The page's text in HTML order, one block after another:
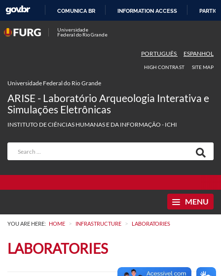
COMUNICA BR INFORMATION ACCESS
Universidade
Federal do Rio Grande
PORTUGUÊS ESPANHOL
HIGH CONTRAST SITE MAP
Universidade Federal do Rio Grande
ARISE - Laboratório Arqueologia Interativa e
Simulações Eletrônicas
INSTITUTO DE CIÊNCIAS HUMANAS E DA INFORMAÇÃO - ICHI
MENU
YOU ARE HERE: HOME > INFRASTRUCTURE > LABORATORIES
LABORATORIES